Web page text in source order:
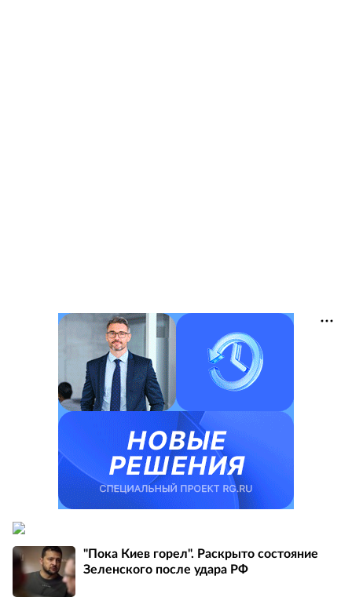
"Пока Киев горел". Раскрыто состояние
Зеленского после удара РФ